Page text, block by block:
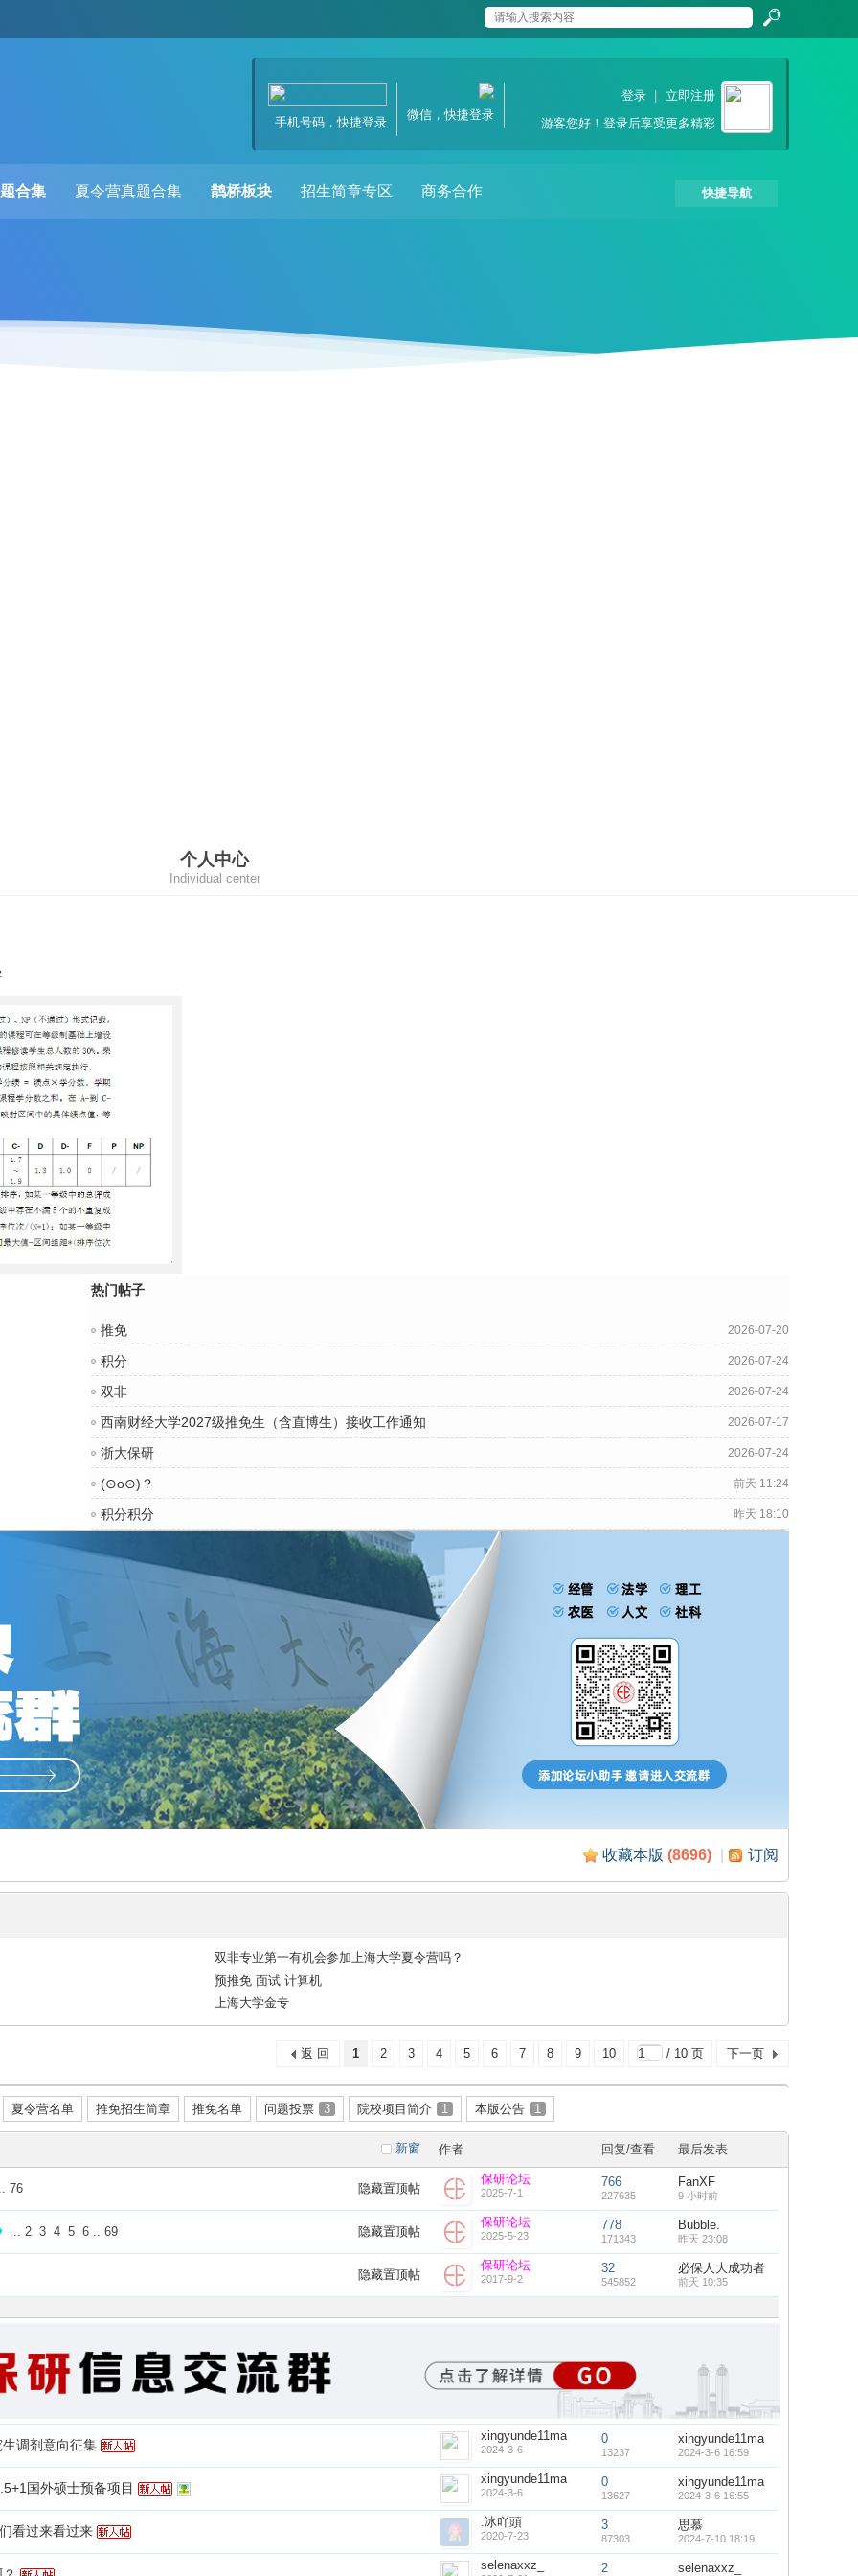
索
登录
立即注册
游客您好！登录后享受更多精彩
微信，快捷登录
手机号码，快捷登录
快捷导航
合集 夏令营真题合集 鹊桥板块 招生简章专区 商务合作
个人中心
Individual center
热门帖子
推免 2026-07-20
积分 2026-07-24
双非 2026-07-24
西南财经大学2027级推免生（含直博生）接收工作通知 2026-07-17
浙大保研 2026-07-24
(⊙o⊙)？ 前天 11:24
积分积分 昨天 18:10
收藏本版 (8696) 订阅
双非专业第一有机会参加上海大学夏令营吗？
预推免 面试 计算机
上海大学金专
1 2 3 4 5 6 7 8 9 10 / 10 页 下一页
返 回
夏令营名单 推免招生简章 推免名单 问题投票 3 院校项目简介 1 本版公告 1
新窗 作者 回复/查看 最后发表
隐藏置顶帖
76
保研论坛
2025-7-1
766
227635
FanXF
9 小时前
隐藏置顶帖
2 3 4 5 6 69
保研论坛
2025-5-23
778
171343
Bubble.
昨天 23:08
隐藏置顶帖
保研论坛
2017-9-2
32
545852
必保人大成功者
前天 10:35
调剂意向征集
xingyunde11ma
2024-3-6
0
13237
xingyunde11ma
2024-3-6 16:59
国外硕士预备项目
xingyunde11ma
2024-3-6
0
13627
xingyunde11ma
2024-3-6 16:55
看过来看过来
.冰吖頭
2020-7-23
3
87303
思慕
2024-7-10 18:19
selenaxxz_ 2 selenaxxz_